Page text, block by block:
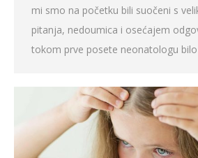
mi smo na početku bili suočeni s
pitanja, nedoumica i osećajem
tokom prve posete neonatologu